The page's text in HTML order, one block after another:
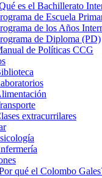
es el Bachillerato
de Escuela
de los Años
de Diploma (PD)
de Políticas CCG
extracurrilares
qué el Colombo